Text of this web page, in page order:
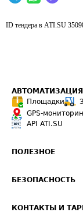
ID тендера в ATI.SU
Площадки
GPS-
API ATI.SU
ПОЛЕЗНОЕ
Звезды ATI.SU на
БЕЗОПАСНОСТЬ
КОНТАКТЫ И